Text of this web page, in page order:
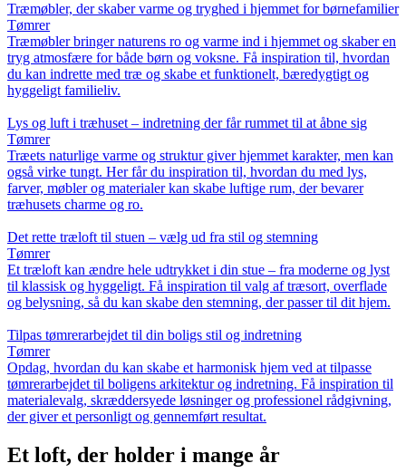
Træmøbler, der skaber varme og tryghed i hjemmet for børnefamilier
Tømrer
Træmøbler bringer naturens ro og varme ind i hjemmet og skaber en
tryg atmosfære for både børn og voksne. Få inspiration til, hvordan
du kan indrette med træ og skabe et funktionelt, bæredygtigt og
hyggeligt familieliv.
Lys og luft i træhuset – indretning der får rummet til at åbne sig
Tømrer
Træets naturlige varme og struktur giver hjemmet karakter, men kan
også virke tungt. Her får du inspiration til, hvordan du med lys,
farver, møbler og materialer kan skabe luftige rum, der bevarer
træhusets charme og ro.
Det rette træloft til stuen – vælg ud fra stil og stemning
Tømrer
Et træloft kan ændre hele udtrykket i din stue – fra moderne og lyst
til klassisk og hyggeligt. Få inspiration til valg af træsort, overflade
og belysning, så du kan skabe den stemning, der passer til dit hjem.
Tilpas tømrerarbejdet til din boligs stil og indretning
Tømrer
Opdag, hvordan du kan skabe et harmonisk hjem ved at tilpasse
tømrerarbejdet til boligens arkitektur og indretning. Få inspiration til
materialevalg, skræddersyede løsninger og professionel rådgivning,
der giver et personligt og gennemført resultat.
Et loft, der holder i mange år